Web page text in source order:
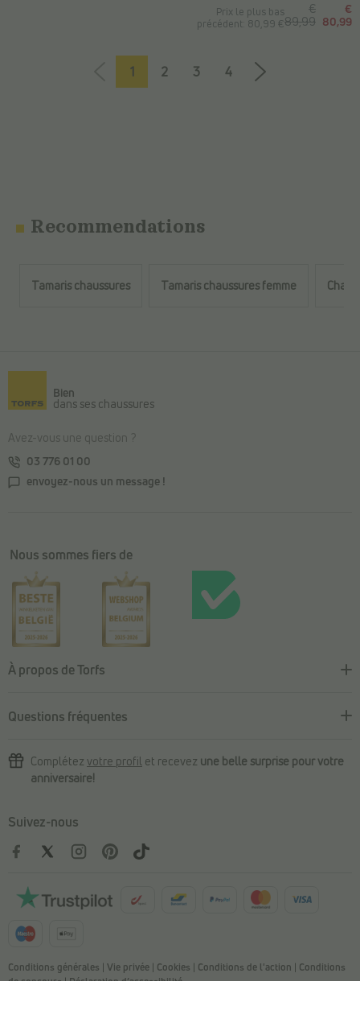
Prix le plus bas
précédent: 80,99 €
€
89,99
€
80,99
1 2 3 4
Recommendations
Tamaris chaussures Tamaris chaussures femme
Bien
dans ses chaussures
Avez-vous une question ?
03 776 01 00
envoyez-nous un message !
Nous sommes fiers de
À propos de Torfs
Questions fréquentes
Complétez votre profil et recevez une belle surprise pour votre
anniversaire!
Suivez-nous
Conditions générales | Vie privée | Cookies | Conditions de l'action | Conditions
de concours|Déclaration d’accessibilité